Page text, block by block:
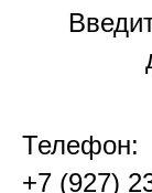
Телефон:
+7 (927)